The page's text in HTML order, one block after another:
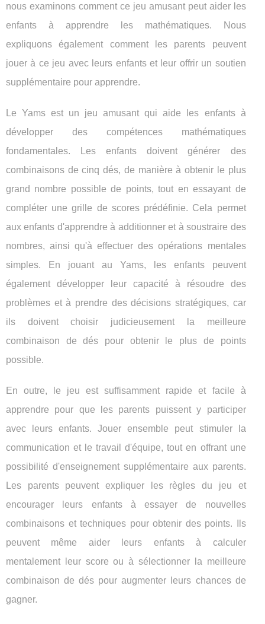
nous examinons comment ce jeu amusant peut aider les
enfants à apprendre les mathématiques. Nous
expliquons également comment les parents peuvent
jouer à ce jeu avec leurs enfants et leur offrir un soutien
supplémentaire pour apprendre.
Le Yams est un jeu amusant qui aide les enfants à
développer des compétences mathématiques
fondamentales. Les enfants doivent générer des
combinaisons de cinq dés, de manière à obtenir le plus
grand nombre possible de points, tout en essayant de
compléter une grille de scores prédéfinie. Cela permet
aux enfants d'apprendre à additionner et à soustraire des
nombres, ainsi qu'à effectuer des opérations mentales
simples. En jouant au Yams, les enfants peuvent
également développer leur capacité à résoudre des
problèmes et à prendre des décisions stratégiques, car
ils doivent choisir judicieusement la meilleure
combinaison de dés pour obtenir le plus de points
possible.
En outre, le jeu est suffisamment rapide et facile à
apprendre pour que les parents puissent y participer
avec leurs enfants. Jouer ensemble peut stimuler la
communication et le travail d'équipe, tout en offrant une
possibilité d'enseignement supplémentaire aux parents.
Les parents peuvent expliquer les règles du jeu et
encourager leurs enfants à essayer de nouvelles
combinaisons et techniques pour obtenir des points. Ils
peuvent même aider leurs enfants à calculer
mentalement leur score ou à sélectionner la meilleure
combinaison de dés pour augmenter leurs chances de
gagner.